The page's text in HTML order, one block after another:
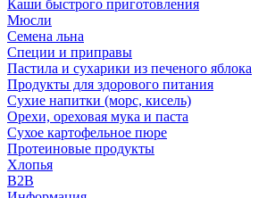
Каши быстрого приготовления
Мюсли
Семена льна
Специи и приправы
Пастила и сухарики из печеного яблока
Продукты для здорового питания
Сухие напитки (морс, кисель)
Орехи, ореховая мука и паста
Сухое картофельное пюре
Протеиновые продукты
Хлопья
B2B